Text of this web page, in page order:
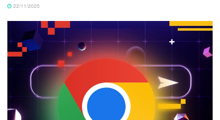
22/11/2025